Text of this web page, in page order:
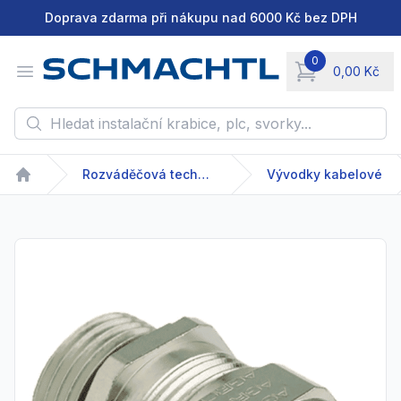
Doprava zdarma při nákupu nad 6000 Kč bez DPH
Open menu
0
0,00 Kč
items in cart,
Hledat instalační krabice, plc, svorky...
Home
Rozváděčová technika Vývodky kabelové